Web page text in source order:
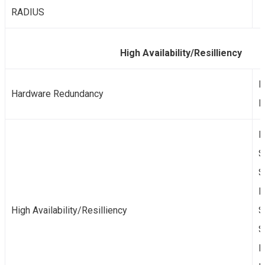
RADIUS
High Availability/Resilliency
Hardware Redundancy
High Availability/Resilliency